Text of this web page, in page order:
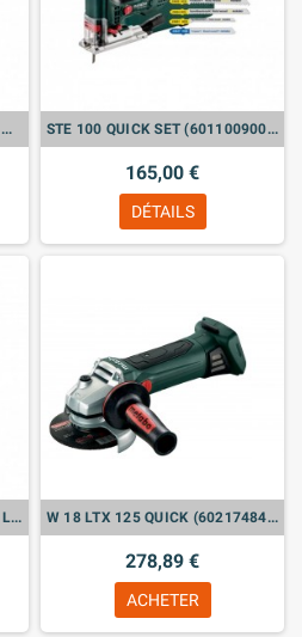
W 12-125 QUICK (600398000) MEULEUSES D'ANGLE STE 100 QUICK SET (601100900) SCIE SAUTEUSE
165,00 €
DÉTAILS
SLA 14.4-18 LED (600370000) LAMPE BALADEUSE SANS FIL W 18 LTX 125 QUICK (602174840) MEULEUSES D'ANGLE SANS FIL (VENDU SANS BATTERIE !)
278,89 €
ACHETER